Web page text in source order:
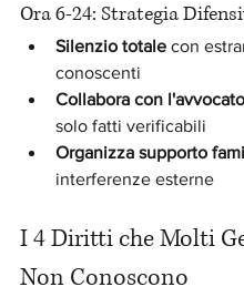
Ora 6-24: Strategia
Silenzio totale con
conoscenti
Collabora con l'avvocato
solo fatti verificabili
Organizza supporto
interferenze esterne
I 4 Diritti che Molti
Non Conoscono